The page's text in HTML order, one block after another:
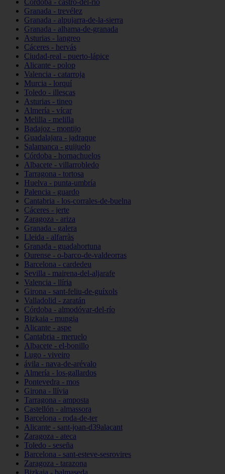
Córdoba - castro-del-río
Granada - trevélez
Granada - alpujarra-de-la-sierra
Granada - alhama-de-granada
Asturias - langreo
Cáceres - hervás
Ciudad-real - puerto-lápice
Alicante - polop
Valencia - catarroja
Murcia - lorquí
Toledo - illescas
Asturias - tineo
Almería - vícar
Melilla - melilla
Badajoz - montijo
Guadalajara - jadraque
Salamanca - guijuelo
Córdoba - hornachuelos
Albacete - villarrobledo
Tarragona - tortosa
Huelva - punta-umbría
Palencia - guardo
Cantabria - los-corrales-de-buelna
Cáceres - jerte
Zaragoza - ariza
Granada - galera
Lleida - alfarràs
Granada - guadahortuna
Ourense - o-barco-de-valdeorras
Barcelona - cardedeu
Sevilla - mairena-del-aljarafe
Valencia - llíria
Girona - sant-feliu-de-guíxols
Valladolid - zaratán
Córdoba - almodóvar-del-río
Bizkaia - mungia
Alicante - aspe
Cantabria - meruelo
Albacete - el-bonillo
Lugo - viveiro
ávila - nava-de-arévalo
Almería - los-gallardos
Pontevedra - mos
Girona - llívia
Tarragona - amposta
Castellón - almassora
Barcelona - roda-de-ter
Alicante - sant-joan-d39alacant
Zaragoza - ateca
Toledo - seseña
Barcelona - sant-esteve-sesrovires
Zaragoza - tarazona
Bizkaia - balmaseda